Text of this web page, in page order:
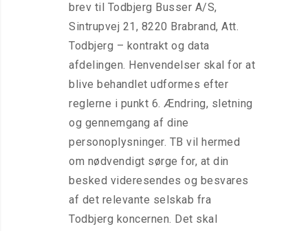
brev til Todbjerg Busser A/S,
Sintrupvej 21, 8220 Brabrand, Att.
Todbjerg – kontrakt og data
afdelingen. Henvendelser skal for at
blive behandlet udformes efter
reglerne i punkt 6. Ændring, sletning
og gennemgang af dine
personoplysninger. TB vil hermed
om nødvendigt sørge for, at din
besked videresendes og besvares
af det relevante selskab fra
Todbjerg koncernen. Det skal